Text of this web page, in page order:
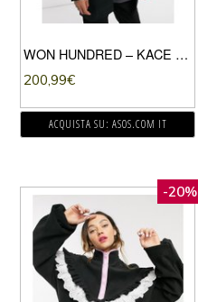
WON HUNDRED – KACE – TRENCH-NERO
200,99€
ACQUISTA SU: ASOS.COM IT
-20%